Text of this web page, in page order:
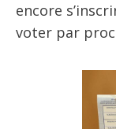
encore
voter par